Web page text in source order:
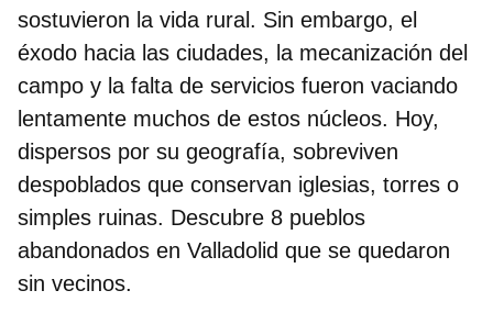
sostuvieron la vida rural. Sin embargo, el
éxodo hacia las ciudades, la mecanización del
campo y la falta de servicios fueron vaciando
lentamente muchos de estos núcleos. Hoy,
dispersos por su geografía, sobreviven
despoblados que conservan iglesias, torres o
simples ruinas. Descubre 8 pueblos
abandonados en Valladolid que se quedaron
sin vecinos.